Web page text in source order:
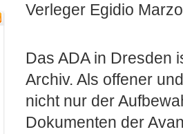
Verleger Egidio
Das ADA in Dresden
Archiv. Als offener
nicht nur der
Dokumenten der